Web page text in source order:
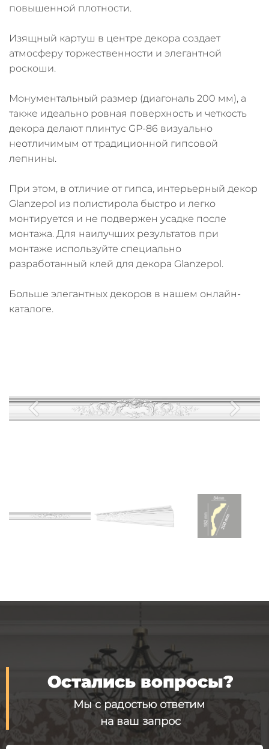
повышенной плотности.
Изящный картуш в центре декора создает
атмосферу торжественности и элегантной
роскоши.
Монументальный размер (диагональ 200 мм), а
также идеально ровная поверхность и четкость
декора делают плинтус GP-86 визуально
неотличимым от традиционной гипсовой
лепнины.
При этом, в отличие от гипса, интерьерный декор
Glanzepol из полистирола быстро и легко
монтируется и не подвержен усадке после
монтажа. Для наилучших результатов при
монтаже используйте специально
разработанный клей для декора Glanzepol.
Больше элегантных декоров в нашем онлайн-
каталоге.
Остались вопросы?
Мы с радостью ответим
на ваш запрос